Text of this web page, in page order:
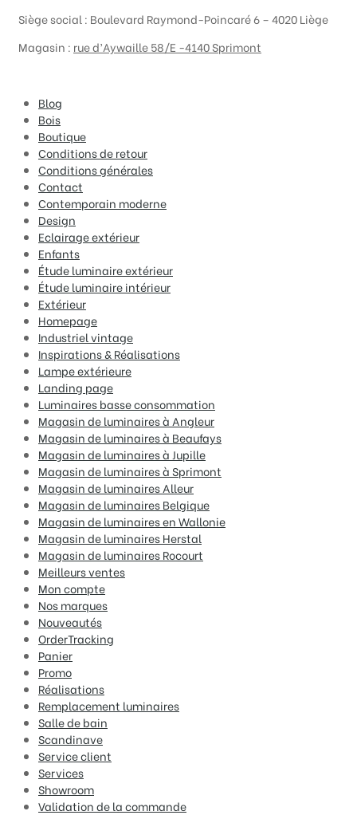
Siège social : Boulevard Raymond-Poincaré 6 – 4020 Liège
Magasin : rue d’Aywaille 58/E -4140 Sprimont
Blog
Bois
Boutique
Conditions de retour
Conditions générales
Contact
Contemporain moderne
Design
Eclairage extérieur
Enfants
Étude luminaire extérieur
Étude luminaire intérieur
Extérieur
Homepage
Industriel vintage
Inspirations & Réalisations
Lampe extérieure
Landing page
Luminaires basse consommation
Magasin de luminaires à Angleur
Magasin de luminaires à Beaufays
Magasin de luminaires à Jupille
Magasin de luminaires à Sprimont
Magasin de luminaires Alleur
Magasin de luminaires Belgique
Magasin de luminaires en Wallonie
Magasin de luminaires Herstal
Magasin de luminaires Rocourt
Meilleurs ventes
Mon compte
Nos marques
Nouveautés
OrderTracking
Panier
Promo
Réalisations
Remplacement luminaires
Salle de bain
Scandinave
Service client
Services
Showroom
Validation de la commande